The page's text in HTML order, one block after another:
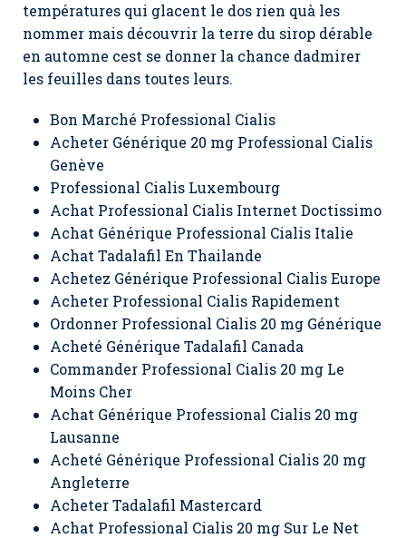
températures qui glacent le dos rien quà les
nommer mais découvrir la terre du sirop dérable
en automne cest se donner la chance dadmirer
les feuilles dans toutes leurs.
Bon Marché Professional Cialis
Acheter Générique 20 mg Professional Cialis
Genève
Professional Cialis Luxembourg
Achat Professional Cialis Internet Doctissimo
Achat Générique Professional Cialis Italie
Achat Tadalafil En Thailande
Achetez Générique Professional Cialis Europe
Acheter Professional Cialis Rapidement
Ordonner Professional Cialis 20 mg Générique
Acheté Générique Tadalafil Canada
Commander Professional Cialis 20 mg Le
Moins Cher
Achat Générique Professional Cialis 20 mg
Lausanne
Acheté Générique Professional Cialis 20 mg
Angleterre
Acheter Tadalafil Mastercard
Achat Professional Cialis 20 mg Sur Le Net